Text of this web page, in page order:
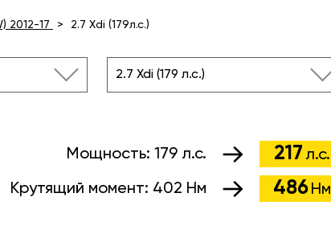
2012-17 2.7 Xdi (179л.с.)
2.7 Xdi (179 л.с.)
Мощность: 179 л.с. 217 л.с.
Крутящий момент: 402 Нм 486 Нм